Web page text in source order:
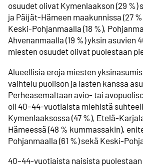
osuudet olivat Kymenlaakson (29 %)
ja Päijät-Hämeen maakunnissa (27
Keski-Pohjanmaalla (18 %),
Ahvenanmaalla (19 %) yksin asuvien
miesten osuudet olivat puolestaan
Alueellisia eroja miesten
vaihtelu puolison ja lasten kanssa
Perheasemaltaan avio- tai
oli 40–44-vuotiaista miehistä
Kymenlaaksossa (47 %), Etelä-
Hämeessä (48 % kummassakin),
Pohjanmaalla (61 %) sekä Keski-
40–44-vuotiaista naisista puolestaan